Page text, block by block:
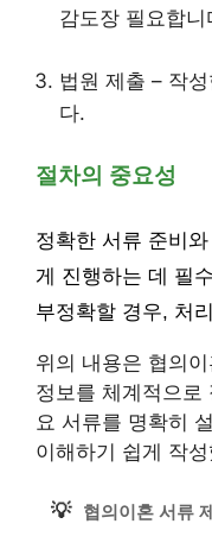
감도장 필요합니
법원 제출 – 작
다.
절차의 중요성
정확한 서류 준비
게 진행하는 데 필
부정확할 경우, 처
위의 내용은 협의
정보를 체계적으로
요 서류를 명확히
이해하기 쉽게 작
💡 협의이혼 서류